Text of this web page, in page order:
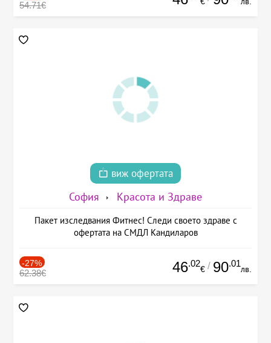
54.71€
виж офертата
София Красота и Здраве
Пакет изследвания Фитнес! Следи своето здраве с
офертата на СМДЛ Кандиларов
-27%
62.38€ 46.02
€ / 90.01
лв.